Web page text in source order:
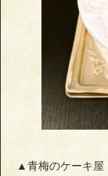
▲青梅のケーキ屋